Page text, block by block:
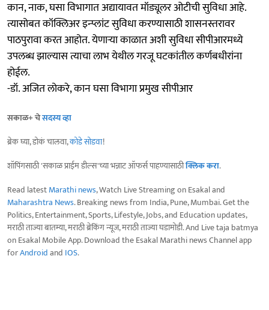
कान, नाक, घसा विभागात अद्यायावत मॉड्यूलर ओटीची सुविधा आहे.
त्यासोबत कॉक्लिअर इन्प्लांट सुविधा करण्यासाठी शासनस्तरावर
पाठपुरावा करत आहोत. येणाऱ्या काळात अशी सुविधा सीपीआरमध्ये
उपलब्ध झाल्यास त्याचा लाभ येथील गरजू घटकांतील कर्णबधीरांना
होईल.
-डॉ. अजित लोकरे, कान घसा विभागा प्रमुख सीपीआर
सकाळ+ चेसदस्य व्हा
ब्रेक घ्या, डोकं चालवा,कोडे सोडवा!
शॉपिंगसाठी 'सकाळ प्राईम डील्स'च्या भन्नाट ऑफर्स पाहण्यासाठीक्लिक करा.
Read latestMarathi news, Watch Live Streaming on Esakal and
Maharashtra News. Breaking news from India, Pune, Mumbai. Get the
Politics, Entertainment, Sports, Lifestyle, Jobs, and Education updates,
मराठी ताज्या बातम्या, मराठी ब्रेकिंग न्यूज, मराठी ताज्या घडामोडी. And Live taja batmya
on Esakal Mobile App. Download the Esakal Marathi news Channel app
forAndroidand IOS.